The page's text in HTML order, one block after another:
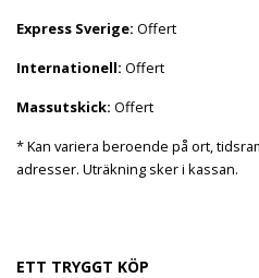
Express Sverige: Offert
Internationell: Offert
Massutskick: Offert
* Kan variera beroende på ort,
adresser. Uträkning sker i kassan.
ETT TRYGGT KÖP